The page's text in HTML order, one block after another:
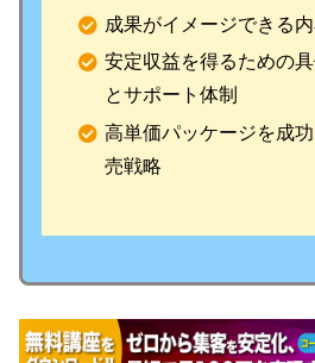
成果がイメージできる
安定収益を得るための
とサポート体制
高単価パッケージを成
売戦略